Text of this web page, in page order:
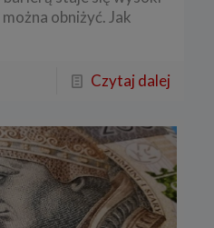
obniżyć. Jak
Czytaj dalej